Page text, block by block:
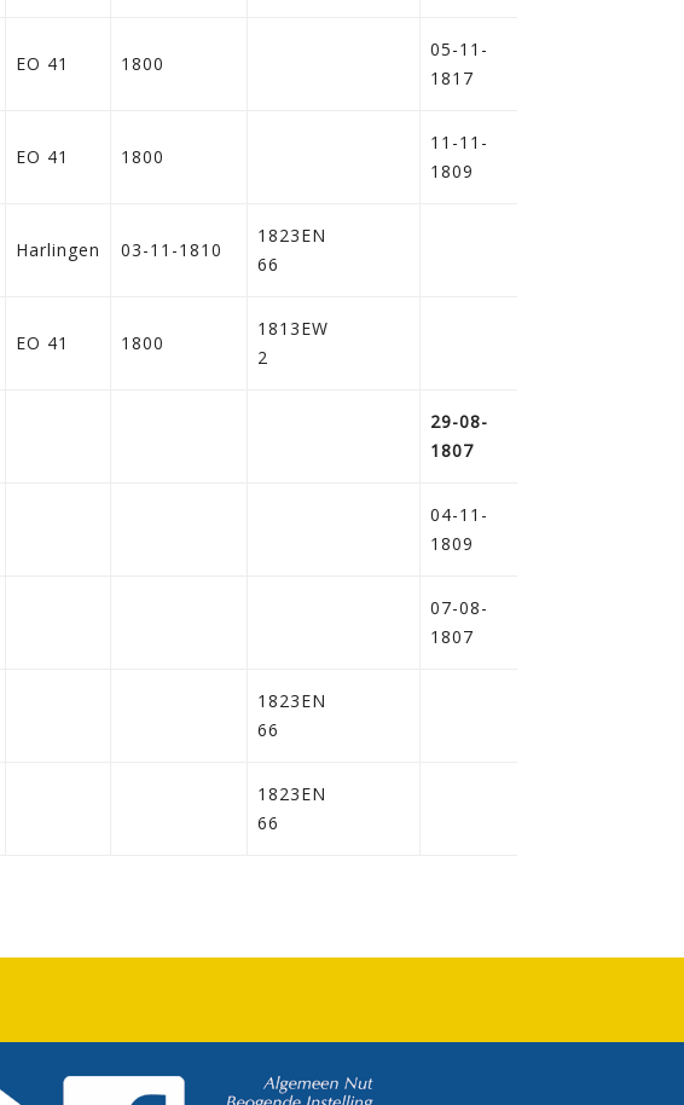
EO 41 1800
05-11-
1817
EO 41 1800
11-11-
1809
Harlingen 03-11-1810
1823EN
66
EO 41 1800
1813EW
2
29-08-
1807
04-11-
1809
07-08-
1807
1823EN
66
1823EN
66